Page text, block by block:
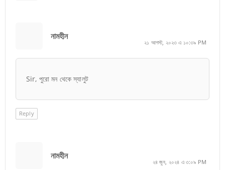
নামহীন
২১ আগস্ট, ২০২৩ এ ১০:৩৯ PM
Sir, পুরো মন থেকে স্যালুট
Reply
নামহীন
২৪ জুন, ২০২৪ এ ৩:০৯ PM